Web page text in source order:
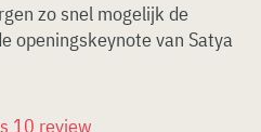
zo snel mogelijk de
openingskeynote van Satya
10 review